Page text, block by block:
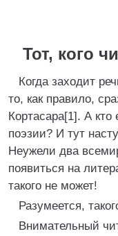
Тот, кого
Когда заходит
то, как правило,
Кортасара[1]. А кто
поэзии? И тут
Неужели два
появиться на
такого не может!
Разумеется,
Внимательный